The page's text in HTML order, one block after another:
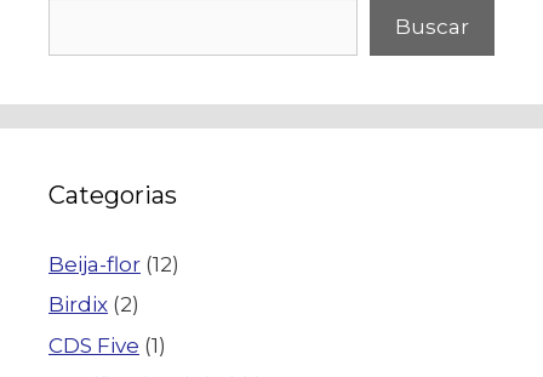
Buscar
Categorias
Beija-flor (12)
Birdix (2)
CDS Five (1)